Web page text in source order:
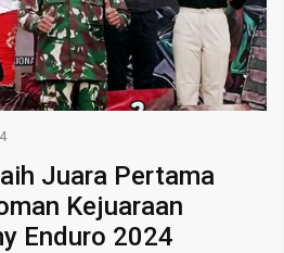
Juara Pertama
Kejuaraan
Enduro 2024